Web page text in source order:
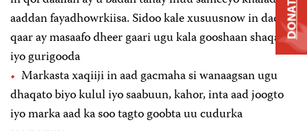
aaddan fayadhowrkiisa. Sidoo kale xusuusnow in dadka
qaar ay masaafo dheer gaari ugu kala gooshaan shaqada
iyo gurigooda
Markasta xaqiiji in aad gacmaha si wanaagsan ugu
dhaqato biyo kulul iyo saabuun, kahor, inta aad joogto
iyo marka aad ka soo tagto goobta uu cudurka
DONATE